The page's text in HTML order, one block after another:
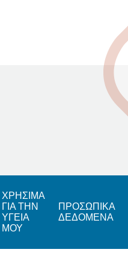
ΧΡΗΣΙΜΑ
ΓΙΑ ΤΗΝ
ΥΓΕΙΑ
ΜΟΥ
ΠΡΟΣΩΠΙΚΑ
ΔΕΔΟΜΕΝΑ